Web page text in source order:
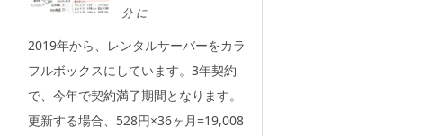
分 に
2019年から、レンタルサーバーをカラ
フルボックスにしています。3年契約
で、今年で契約満了期間となります。
更新する場合、528円×36ヶ月=19,008